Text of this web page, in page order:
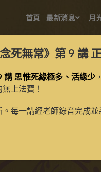
首頁 最新消息 月
王佛五尊
念死無常》第 9 講
講 思惟死緣極多、活緣少
上法寶！
每一講經老師錄音完成並